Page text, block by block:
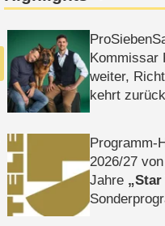
Kommissar
weiter,
kehrt
Programm-
2026/​27
Jahre
Star